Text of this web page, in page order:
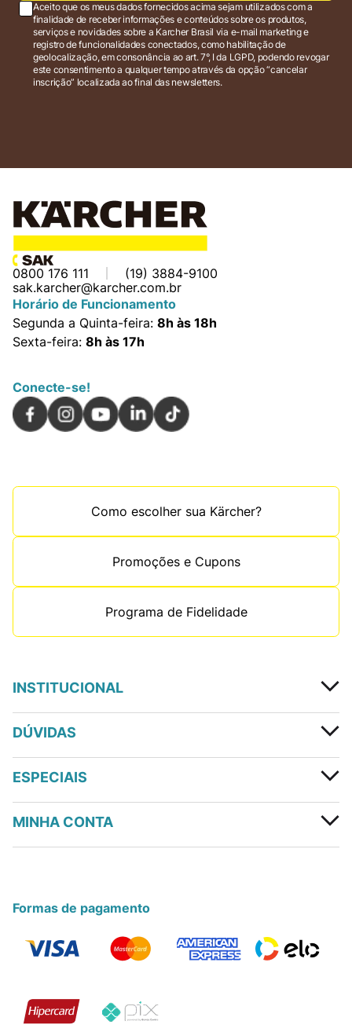
Aceito que os meus dados fornecidos acima sejam utilizados com a
finalidade de receber informações e conteúdos sobre os produtos,
serviços e novidades sobre a Karcher Brasil via e-mail marketing e
registro de funcionalidades conectados, como habilitação de
geolocalização, em consonância ao art. 7°, I da LGPD, podendo revogar
este consentimento a qualquer tempo através da opção “cancelar
inscrição” localizada ao final das newsletters.
0800 176 111
(19) 3884-9100
sak.karcher@karcher.com.br
Horário de Funcionamento
Segunda a Quinta-feira: 8h às 18h
Sexta-feira: 8h às 17h
Conecte-se!
Como escolher sua Kärcher?
Promoções e Cupons
Programa de Fidelidade
INSTITUCIONAL
DÚVIDAS
ESPECIAIS
MINHA CONTA
Formas de pagamento